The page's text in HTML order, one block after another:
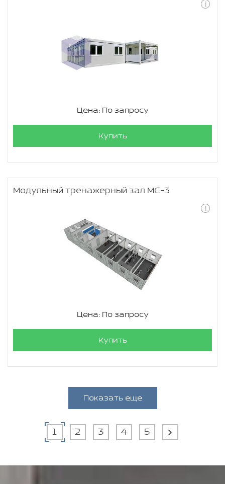
Цена: По запросу
Купить
Модульный тренажерный зал МС-3
Цена: По запросу
Купить
Показать еще
1 2 3 4 5